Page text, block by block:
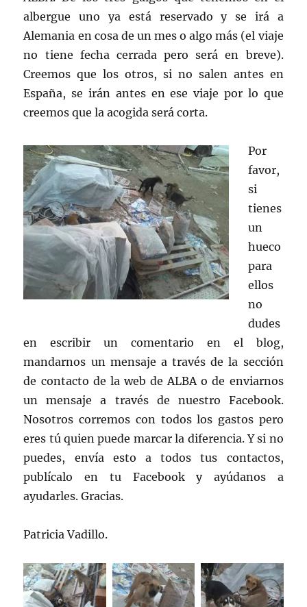
albergue uno ya está reservado y se irá a
Alemania en cosa de un mes o algo más (el viaje
no tiene fecha cerrada pero será en breve).
Creemos que los otros, si no salen antes en
España, se irán antes en ese viaje por lo que
creemos que la acogida será corta.
Por
favor,
si
tienes
un
hueco
para
ellos
no
dudes
en escribir un comentario en el blog,
mandarnos un mensaje a través de la sección
de contacto de la web de ALBA o de enviarnos
un mensaje a través de nuestro Facebook.
Nosotros corremos con todos los gastos pero
eres tú quien puede marcar la diferencia. Y si no
puedes, envía esto a todos tus contactos,
publícalo en tu Facebook y ayúdanos a
ayudarles. Gracias.
Patricia Vadillo.